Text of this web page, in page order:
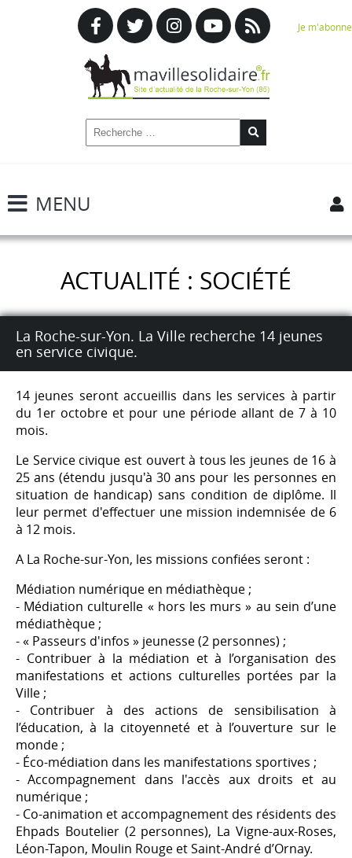
Je m'abonne
MENU
ACTUALITÉ : SOCIÉTÉ
La Roche-sur-Yon. La Ville recherche 14 jeunes
en service civique.
14 jeunes seront accueillis dans les services à partir
du 1er octobre et pour une période allant de 7 à 10
mois.
Le Service civique est ouvert à tous les jeunes de 16 à
25 ans (étendu jusqu'à 30 ans pour les personnes en
situation de handicap) sans condition de diplôme. Il
leur permet d'effectuer une mission indemnisée de 6
à 12 mois.
A La Roche-sur-Yon, les missions confiées seront :
Médiation numérique en médiathèque ;
- Médiation culturelle « hors les murs » au sein d’une
médiathèque ;
- « Passeurs d'infos » jeunesse (2 personnes) ;
- Contribuer à la médiation et à l’organisation des
manifestations et actions culturelles portées par la
Ville ;
- Contribuer à des actions de sensibilisation à
l’éducation, à la citoyenneté et à l’ouverture sur le
monde ;
- Éco-médiation dans les manifestations sportives ;
- Accompagnement dans l'accès aux droits et au
numérique ;
- Co-animation et accompagnement des résidents des
Ehpads Boutelier (2 personnes), La Vigne-aux-Roses,
Léon-Tapon, Moulin Rouge et Saint-André d’Ornay.